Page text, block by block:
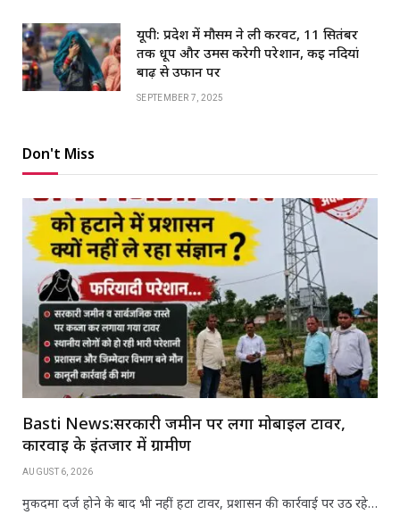
यूपी: प्रदेश में मौसम ने ली करवट, 11 सितंबर
तक धूप और उमस करेगी परेशान, कई नदियां
बाढ़ से उफान पर
SEPTEMBER 7, 2025
Don't Miss
Basti News:सरकारी जमीन पर लगा मोबाइल टावर,
कार्रवाई के इंतजार में ग्रामीण
AUGUST 6, 2026
मुकदमा दर्ज होने के बाद भी नहीं हटा टावर, प्रशासन की कार्रवाई पर उठ रहे…